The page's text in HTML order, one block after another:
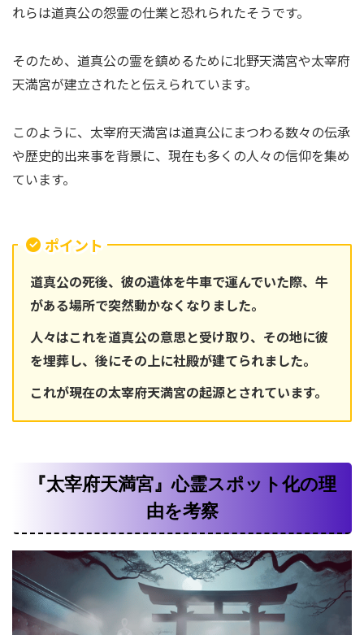
れらは道真公の怨霊の仕業と恐れられたそうです。
そのため、道真公の霊を鎮めるために北野天満宮や太宰府
天満宮が建立されたと伝えられています。
このように、太宰府天満宮は道真公にまつわる数々の伝承
や歴史的出来事を背景に、現在も多くの人々の信仰を集め
ています。
ポイント
道真公の死後、彼の遺体を牛車で運んでいた際、牛
がある場所で突然動かなくなりました。
人々はこれを道真公の意思と受け取り、その地に彼
を埋葬し、後にその上に社殿が建てられました。
これが現在の太宰府天満宮の起源とされています。
『太宰府天満宮』心霊スポット化の理
由を考察